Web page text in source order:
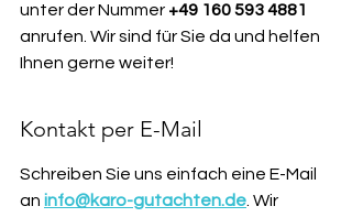
unter der Nummer +49 160 593 4881
anrufen. Wir sind für Sie da und helfen
Ihnen gerne weiter!
Kontakt per E-Mail
Schreiben Sie uns einfach eine E-Mail
an info@karo-gutachten.de . Wir